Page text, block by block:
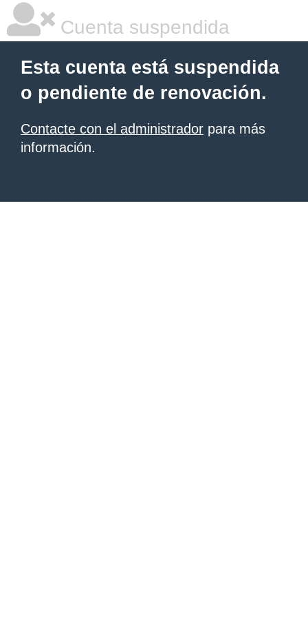
Cuenta suspendida
Esta cuenta está suspendida
o pendiente de renovación.
Contacte con el administrador para más
información.